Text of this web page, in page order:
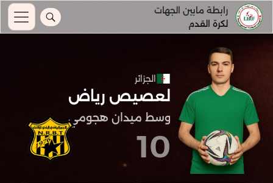
رابطة مابين الجهات
لكرة القدم
الجزائر
لعصيص رياض
وسط ميدان هجومي
10